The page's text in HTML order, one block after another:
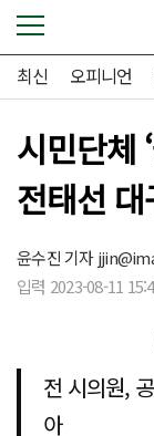
최신 오피니언
시민단체
전태선
윤수진 기자
입력 2023-08-11
전 시의원,
아